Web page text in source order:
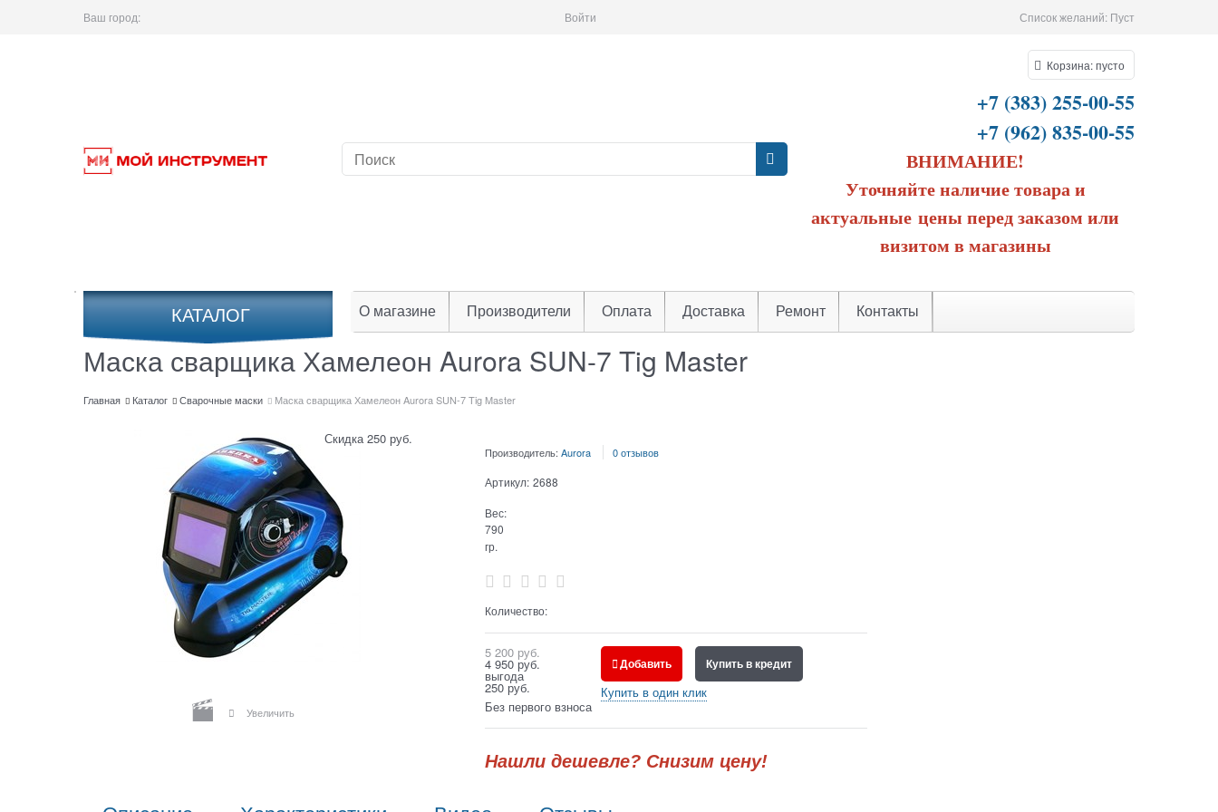
Ваш город: Войти Список желаний: Пуст
Корзина:пусто
+7 (383) 255-00-55
+7 (962) 835-00-55
ВНИМАНИЕ!
Уточняйте наличие товара и
актуальные цены перед заказом или
визитом в магазины
КАТАЛОГ О магазине Производители Оплата Доставка Ремонт Контакты
Маска сварщика Хамелеон Aurora SUN-7 Tig Master
Главная Каталог Сварочные маски Маска сварщика Хамелеон Aurora SUN-7 Tig Master
Скидка 250 руб.
Увеличить
Производитель: Aurora 0 отзывов
Артикул: 2688
Вес:
790
гр.
Количество:
5 200 руб.
4 950 руб.
выгода
250 руб.
Без первого взноса
Добавить Купить в кредит
Купить в один клик
Нашли дешевле? Снизим цену!